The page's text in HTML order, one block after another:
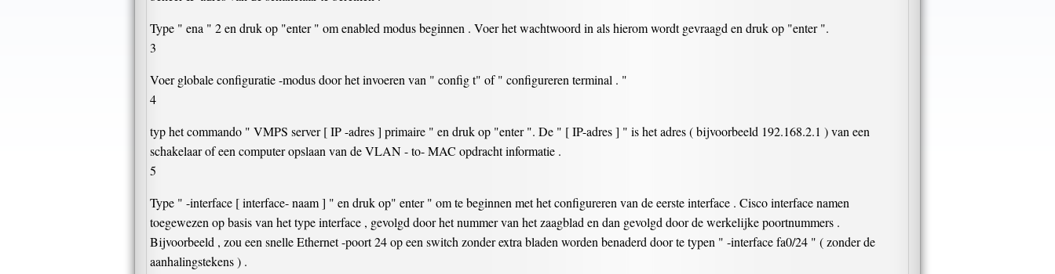
Type " ena " 2 en druk op "enter " om enabled modus beginnen . Voer het wachtwoord in als hierom wordt gevraagd en druk op "enter ".
3
Voer globale configuratie -modus door het invoeren van " config t" of " configureren terminal . "
4
typ het commando " VMPS server [ IP -adres ] primaire " en druk op "enter ". De " [ IP-adres ] " is het adres ( bijvoorbeeld 192.168.2.1 ) van een
schakelaar of een computer opslaan van de VLAN - to- MAC opdracht informatie .
5
Type " -interface [ interface- naam ] " en druk op" enter " om te beginnen met het configureren van de eerste interface . Cisco interface namen
toegewezen op basis van het type interface , gevolgd door het nummer van het zaagblad en dan gevolgd door de werkelijke poortnummers .
Bijvoorbeeld , zou een snelle Ethernet -poort 24 op een switch zonder extra bladen worden benaderd door te typen " -interface fa0/24 " ( zonder de
aanhalingstekens ) .